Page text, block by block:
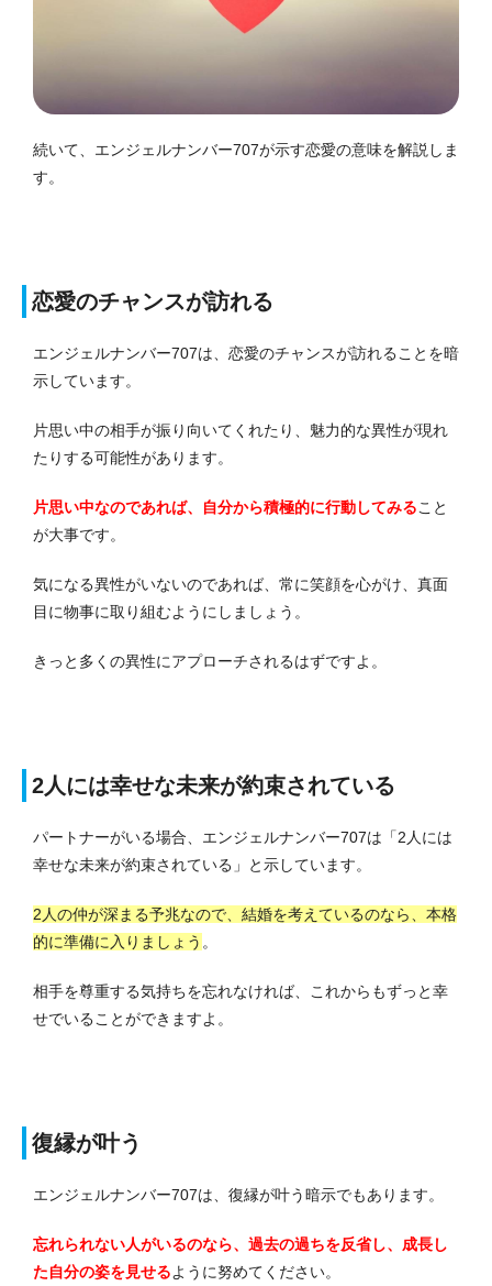
続いて、エンジェルナンバー707が示す恋愛の意味を解説しま
す。
恋愛のチャンスが訪れる
エンジェルナンバー707は、恋愛のチャンスが訪れることを暗
示しています。
片思い中の相手が振り向いてくれたり、魅力的な異性が現れ
たりする可能性があります。
片思い中なのであれば、自分から積極的に行動してみること
が大事です。
気になる異性がいないのであれば、常に笑顔を心がけ、真面
目に物事に取り組むようにしましょう。
きっと多くの異性にアプローチされるはずですよ。
2人には幸せな未来が約束されている
パートナーがいる場合、エンジェルナンバー707は「2人には
幸せな未来が約束されている」と示しています。
2人の仲が深まる予兆なので、結婚を考えているのなら、本格
的に準備に入りましょう 。
相手を尊重する気持ちを忘れなければ、これからもずっと幸
せでいることができますよ。
復縁が叶う
エンジェルナンバー707は、復縁が叶う暗示でもあります。
忘れられない人がいるのなら、過去の過ちを反省し、成長し
た自分の姿を見せるように努めてください。